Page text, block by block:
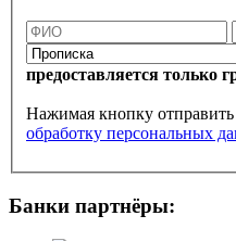
предоставляется только
Нажимая кнопку отправить
обработку персональных
Банки партнёры: